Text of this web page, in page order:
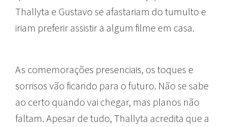
Thallyta e Gustavo se afastariam do tumulto e
iriam preferir assistir a algum filme em casa.
As comemorações presenciais, os toques e
sorrisos vão ficando para o futuro. Não se sabe
ao certo quando vai chegar, mas planos não
faltam. Apesar de tudo, Thallyta acredita que a